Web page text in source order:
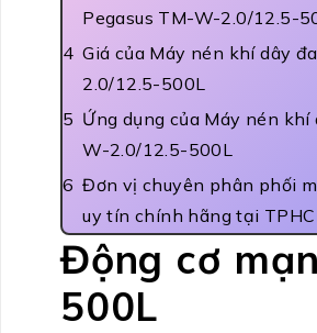
Pegasus TM-W-2.0/12.5-
Giá của Máy nén khí dây
2.0/12.5-500L
Ứng dụng của Máy nén khí
W-2.0/12.5-500L
Đơn vị chuyên phân phối
uy tín chính hãng tại
Động cơ
500L